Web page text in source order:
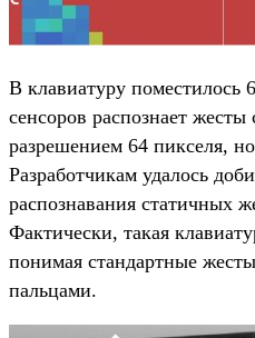
В клавиатуру поместилось
сенсоров распознает
разрешением 64 пикселя,
Разработчикам удалось
распознавания статичных
Фактически, такая
понимая стандартные
пальцами.